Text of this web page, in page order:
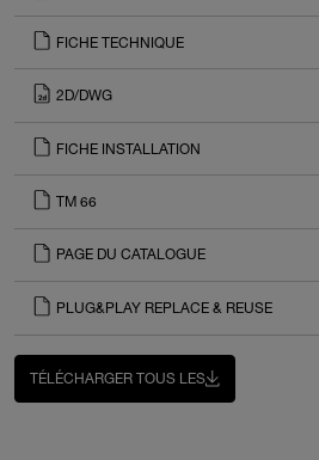
FICHE TECHNIQUE
2D/DWG
FICHE INSTALLATION
TM 66
PAGE DU CATALOGUE
PLUG&PLAY REPLACE & REUSE
TÉLÉCHARGER TOUS LES